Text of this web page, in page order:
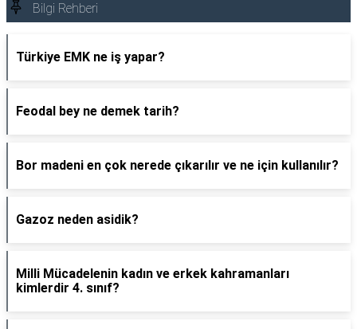
Bilgi Rehberi
Türkiye EMK ne iş yapar?
Feodal bey ne demek tarih?
Bor madeni en çok nerede çıkarılır ve ne için kullanılır?
Gazoz neden asidik?
Milli Mücadelenin kadın ve erkek kahramanları
kimlerdir 4. sınıf?